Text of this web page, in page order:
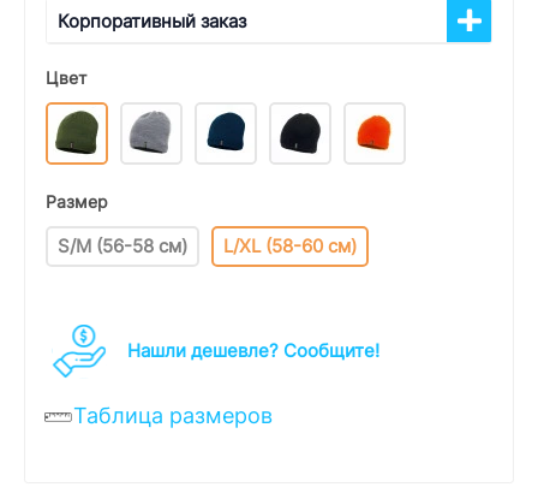
Корпоративный заказ
Цвет
Размер
S/M (56-58 см) L/XL (58-60 см)
Нашли дешевле? Cообщите!
Таблица размеров